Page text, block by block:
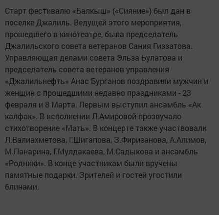
Старт фестивалю «Балкыш» («Сияние») был дан в
поселке Джалиль. Ведущей этого мероприятия,
прошедшего в кинотеатре, была председатель
Джалильского совета ветеранов Сания Гиззатова.
Управляющая делами совета Эльза Булатова и
председатель совета ветеранов управления
«Джалильнефть» Анас Бурганов поздравили мужчин и
женщин с прошедшими недавно праздниками - 23
февраля и 8 Марта. Первым выступил ансамбль «Ак
калфак». В исполнении Л.Амировой прозвучало
стихотворение «Мать». В концерте также участвовали
Л.Валиахметова, Г.Шигапова, З.Фиризанова, А.Алимов,
М.Панарина, Г.Мулдакаева, М.Садыкова и ансамбль
«Родники». В конце участникам были вручены
памятные подарки. Зрителей и гостей угостили
блинами.